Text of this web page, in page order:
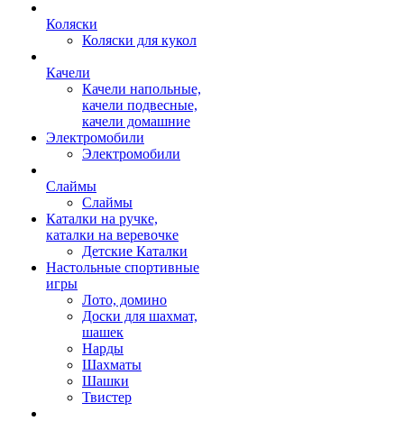
Коляски
Коляски для кукол
Качели
Качели напольные,
качели подвесные,
качели домашние
Электромобили
Электромобили
Слаймы
Слаймы
Каталки на ручке,
каталки на веревочке
Детские Каталки
Настольные спортивные
игры
Лото, домино
Доски для шахмат,
шашек
Нарды
Шахматы
Шашки
Твистер